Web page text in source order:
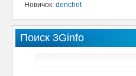
Новичок: denchet
Поиск 3Ginfo